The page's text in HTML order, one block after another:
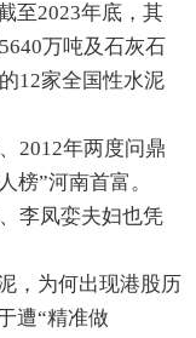
至2023年底，其
万吨及石灰石
12家全国性水泥
2012年两度问鼎
榜”河南首富。
李凤娈夫妇也凭
，为何出现港股历
遭“精准做